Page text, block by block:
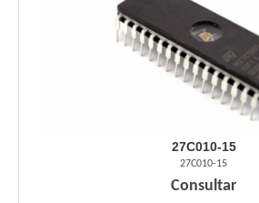
27C010-15
27C010-15
Consultar